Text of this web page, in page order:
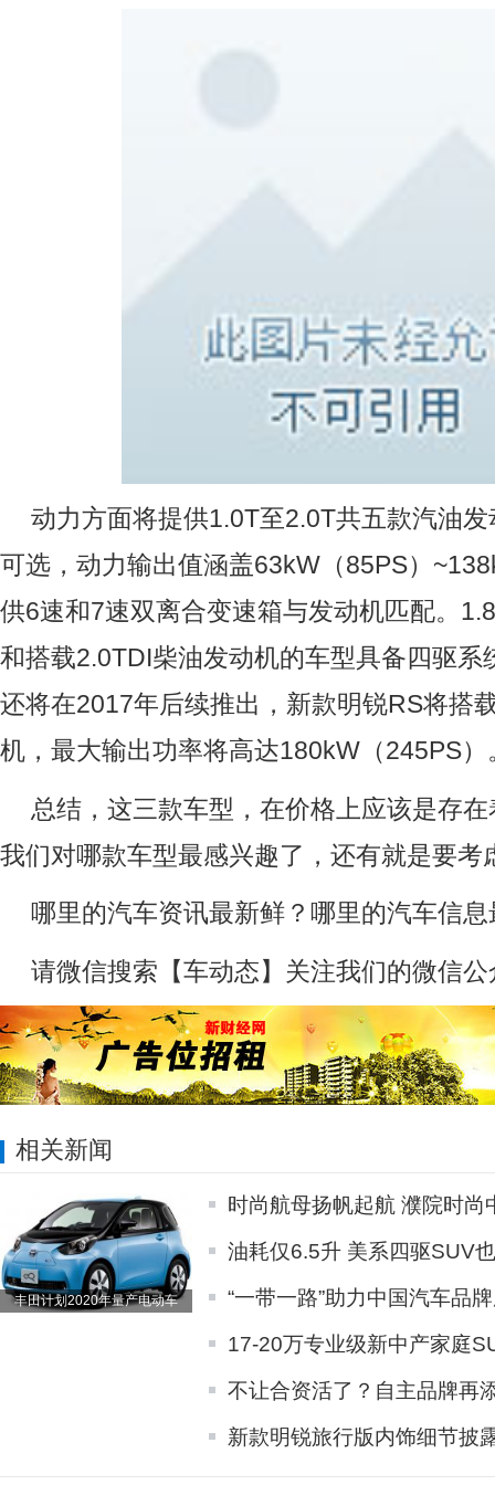
动力方面将提供1.0T至2.0T共五款汽油
可选，动力输出值涵盖63kW（85PS）
供6速和7速双离合变速箱与发动机匹配。
和搭载2.0TDI柴油发动机的车型具备四驱系
还将在2017年后续推出，新款明锐RS将搭
机，最大输出功率将高达180kW（245PS）
总结，这三款车型，在价格上应该是存
我们对哪款车型最感兴趣了，还有就是要考
哪里的汽车资讯最新鲜？哪里的汽车信
请微信搜索【车动态】关注我们的微信
相关新闻
丰田计划2020年量产电动车
时尚航母扬帆起航 濮院时尚
油耗仅6.5升 美系四驱SUV
“一带一路”助力中国汽车品
17-20万专业级新中产家庭
不让合资活了？自主品牌再
新款明锐旅行版内饰细节披